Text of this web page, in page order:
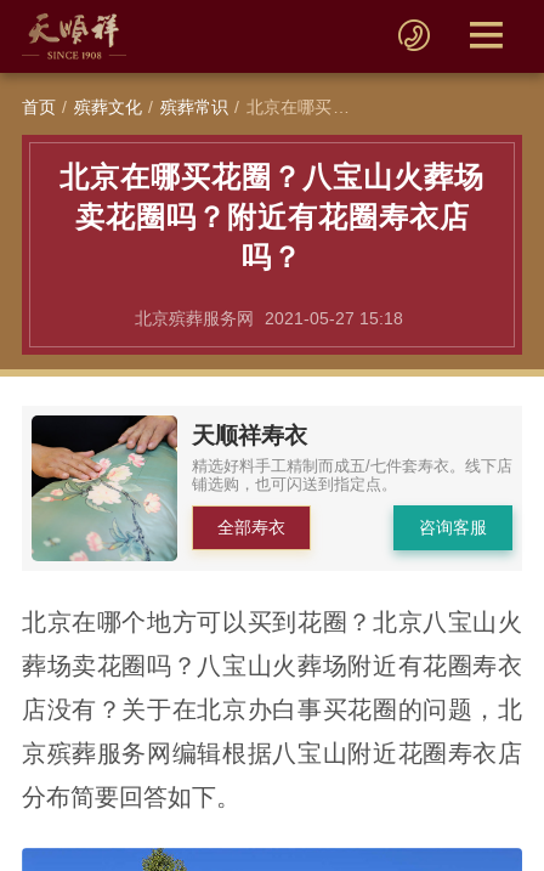
首页 殡葬文化 殡葬常识 北京在哪买花圈？八宝山火葬场卖花圈吗？附近有花圈寿衣店吗？
北京在哪买花圈？八宝山火葬场
卖花圈吗？附近有花圈寿衣店
吗？
北京殡葬服务网 2021-05-27 15:18
天顺祥寿衣
精选好料手工精制而成五/七件套寿衣。线下店
铺选购，也可闪送到指定点。
全部寿衣 咨询客服
北京在哪个地方可以买到花圈？北京八宝山火
葬场卖花圈吗？八宝山火葬场附近有花圈寿衣
店没有？关于在北京办白事买花圈的问题，北
京殡葬服务网编辑根据八宝山附近花圈寿衣店
分布简要回答如下。